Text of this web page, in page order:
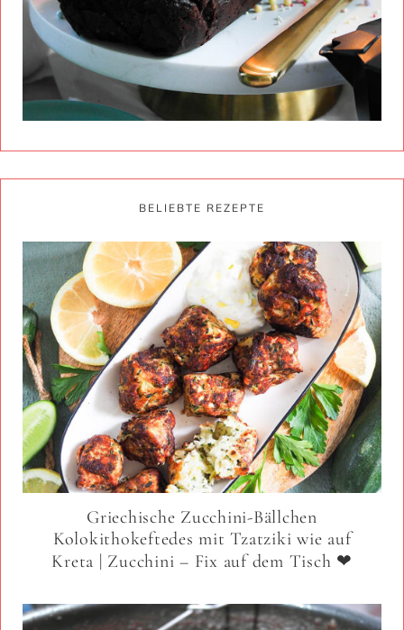
BELIEBTE REZEPTE
Griechische Zucchini-Bällchen
Kolokithokeftedes mit Tzatziki wie auf
Kreta | Zucchini – Fix auf dem Tisch ❤